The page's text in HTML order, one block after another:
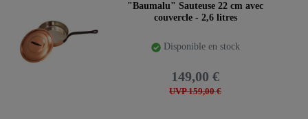
"Baumalu" Sauteuse 22 cm avec
couvercle - 2,6 litres
Disponible en stock
UVP 159,00 €
149,00 €